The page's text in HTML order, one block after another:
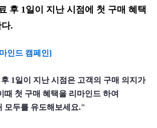
후 1일이 지난 시점에 첫 구매 혜택
.
인드 캠페인]
1일이 지난 시점은 고객의 구매 의지가
때 첫 구매 혜택을 리마인드 하여
모두를 유도해보세요."